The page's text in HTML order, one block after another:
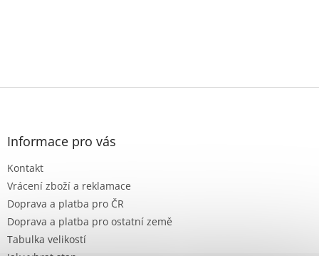
Z
Informace pro vás
Kontakt
Vrácení zboží a reklamace
Doprava a platba pro ČR
Doprava a platba pro ostatní země
Tabulka velikostí